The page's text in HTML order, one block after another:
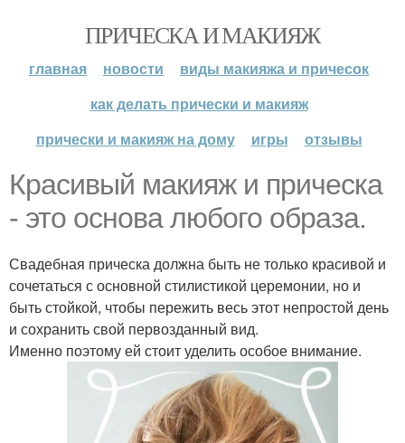
ПРИЧЕСКА И МАКИЯЖ
главная новости
виды макияжа и причесок
как делать прически и макияж
прически и макияж на дому
игры отзывы
Красивый макияж и прическа
- это основа любого образа.
Свадебная прическа должна быть не только красивой и
сочетаться с основной стилистикой церемонии, но и
быть стойкой, чтобы пережить весь этот непростой день
и сохранить свой первозданный вид.
Именно поэтому ей стоит уделить особое внимание.